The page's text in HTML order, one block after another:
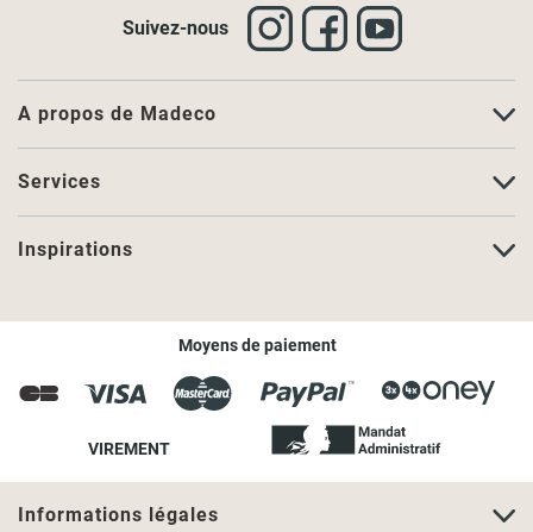
A propos de Madeco
Services
Inspirations
Suivez-nous
Moyens de paiement
VIREMENT
Informations légales